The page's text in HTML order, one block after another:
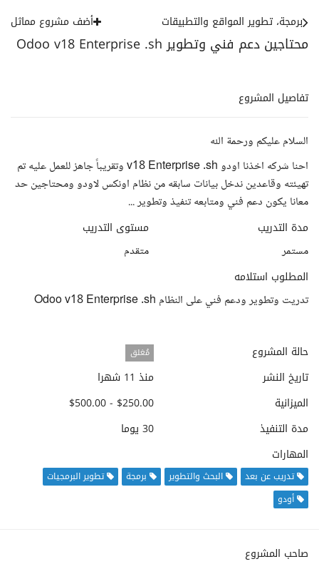
محتاجين دعم فني وتطوير Odoo v18 Enterprise .sh
برمجة، تطوير المواقع والتطبيقات أضف مشروع مماثل
تفاصيل المشروع
السلام عليكم ورحمة الله
احنا شركه اخذنا اودو v18 Enterprise .sh وتقريباً جاهز للعمل عليه تم
تهيئته وقاعدين ندخل بيانات سابقه من نظام اونكس لاودو ومحتاجين حد
معانا يكون دعم فني ومتابعه تنفيذ وتطوير ...
مدة التدريب
مستمر
مستوى التدريب
متقدم
المطلوب استلامه
تدريت وتطوير ودعم فني على النظام Odoo v18 Enterprise .sh
حالة المشروع مُغلق
تاريخ النشر
منذ 11 شهرا
الميزانية
$250.00 - $500.00
مدة التنفيذ
30 يوما
المهارات
تدريب عن بعد البحث والتطوير برمجة
تطوير البرمجيات
أودو
صاحب المشروع